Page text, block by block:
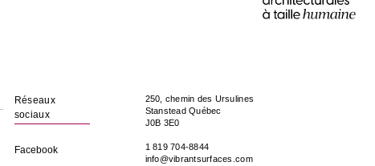
Réseaux
sociaux
Facebook
250, chemin des Ursulines
Stanstead Québec
J0B 3E0
1 819 704-8844
info@vibrantsurfaces.com